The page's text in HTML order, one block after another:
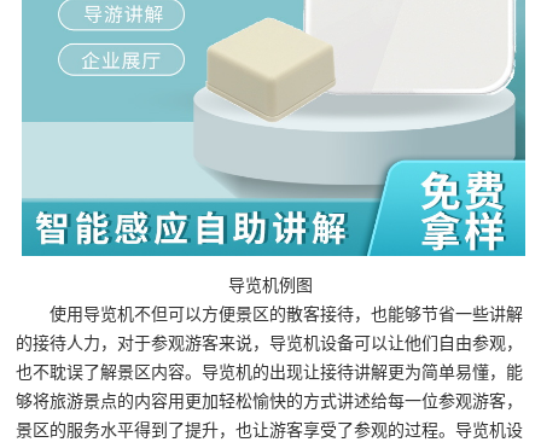
导览机例图
使用导览机不但可以方便景区的散客接待，也能够节省一些讲解
的接待人力，对于参观游客来说，导览机设备可以让他们自由参观，
也不耽误了解景区内容。导览机的出现让接待讲解更为简单易懂，能
够将旅游景点的内容用更加轻松愉快的方式讲述给每一位参观游客，
景区的服务水平得到了提升，也让游客享受了参观的过程。导览机设